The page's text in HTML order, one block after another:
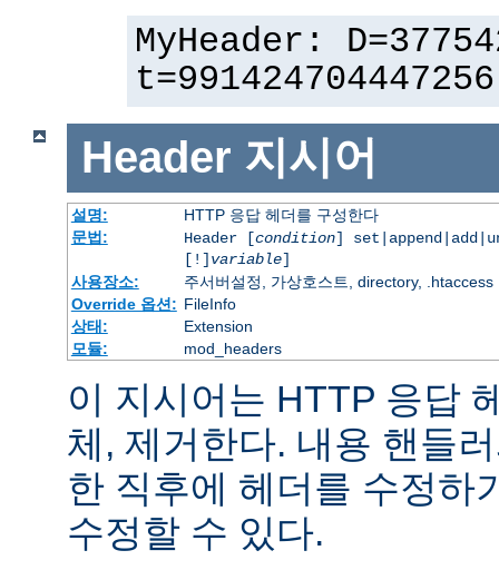
MyHeader:
Header 지시어
설명:
HTTP 응답 헤더를 구성한다
문법:
Header [condition]
[!] variable]
사용장소:
주서버설정, 가상호스트, directory, .htaccess
Override 옵션: FileInfo
상태:
Extension
모듈:
mod_headers
이 지시어는 HTTP 응답
체, 제거한다. 내용 핸들
한 직후에 헤더를 수정하
수정할 수 있다.